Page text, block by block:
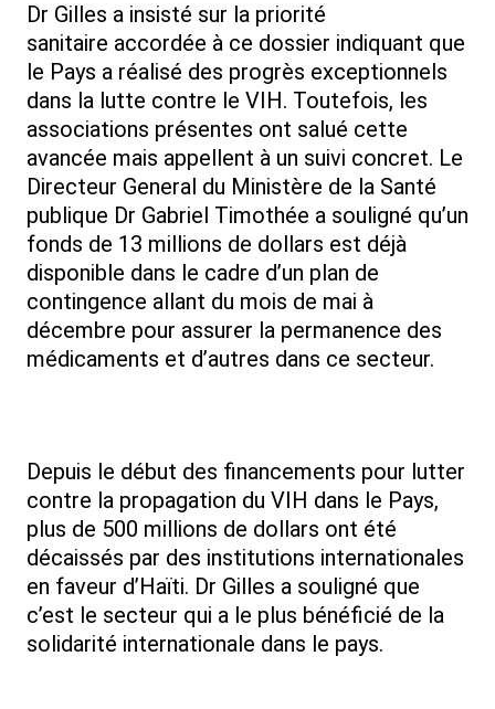
Dr Gilles a insisté sur la priorité
sanitaire accordée à ce dossier indiquant que
le Pays a réalisé des progrès exceptionnels
dans la lutte contre le VIH. Toutefois, les
associations présentes ont salué cette
avancée mais appellent à un suivi concret. Le
Directeur General du Ministère de la Santé
publique Dr Gabriel Timothée a souligné qu’un
fonds de 13 millions de dollars est déjà
disponible dans le cadre d’un plan de
contingence allant du mois de mai à
décembre pour assurer la permanence des
médicaments et d’autres dans ce secteur.
Depuis le début des financements pour lutter
contre la propagation du VIH dans le Pays,
plus de 500 millions de dollars ont été
décaissés par des institutions internationales
en faveur d’Haïti. Dr Gilles a souligné que
c’est le secteur qui a le plus bénéficié de la
solidarité internationale dans le pays.